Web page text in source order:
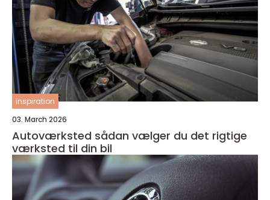
inspiration
03. March 2026
Autoværksted sådan vælger du det rigtige
værksted til din bil